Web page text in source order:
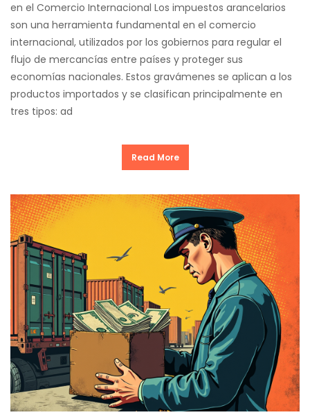
en el Comercio Internacional Los impuestos arancelarios
son una herramienta fundamental en el comercio
internacional, utilizados por los gobiernos para regular el
flujo de mercancías entre países y proteger sus
economías nacionales. Estos gravámenes se aplican a los
productos importados y se clasifican principalmente en
tres tipos: ad
Read More